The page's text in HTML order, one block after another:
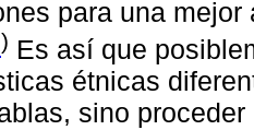
para una
) Es así que
étnicas
sino